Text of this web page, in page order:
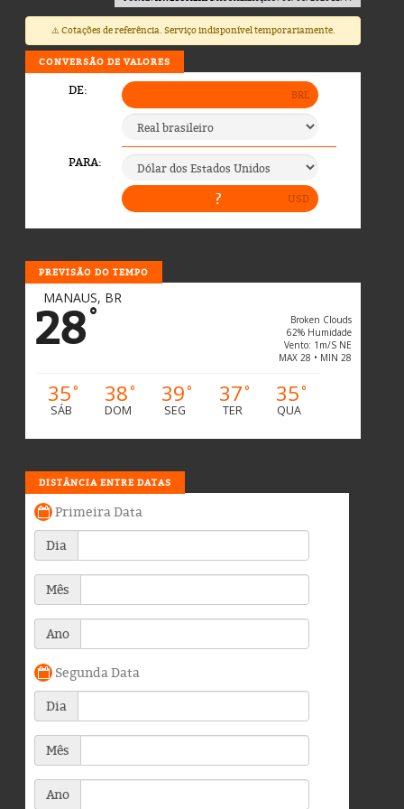
⚠️ Cotações de referência. Serviço indisponível temporariamente.
CONVERSÃO DE VALORES
PREVISÃO DO TEMPO
MANAUS, BR
28°
Broken Clouds
62% Humidade
Vento: 1m/s NE
MAX 28 • MIN 28
35°
SÁB
38°
DOM
39°
SEG
37°
TER
35°
QUA
DISTÂNCIA ENTRE DATAS